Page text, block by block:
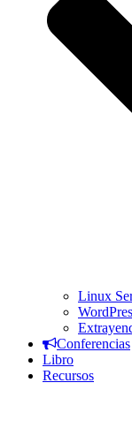
Linux
Conferencias
Libro
Recursos